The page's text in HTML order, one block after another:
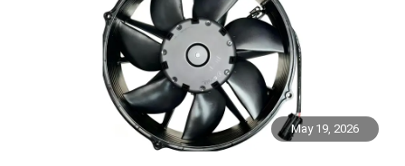
May 19, 2026